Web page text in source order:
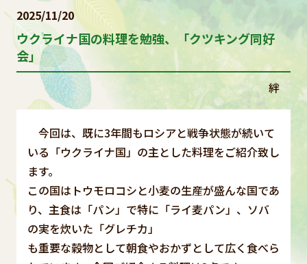
2025/11/20
ウクライナ国の料理を勉強、「クツキング同好
会」
絆
今回は、既に3年間もロシアと戦争状態が続いて
いる「ウクライナ国」の主とした料理をご紹介致し
ます。
この国はトウモロコシと小麦の生産が盛んな国であ
り、主食は「パン」で特に「ライ麦パン」、ソバ
の実を炊いた「グレチカ」
も重要な穀物として朝食やおかずとして広く食べら